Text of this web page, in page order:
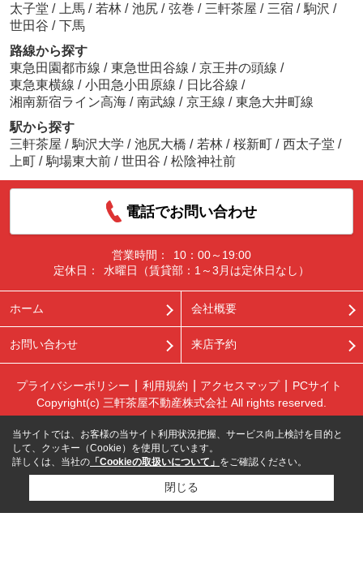
太子堂 / 上馬 / 若林 / 池尻 / 弦巻 / 三軒茶屋 / 三宿 / 駒沢 /
世田谷 / 下馬
路線から探す
東急田園都市線 / 東急世田谷線 / 京王井の頭線 /
東急東横線 / 小田急小田原線 / 日比谷線 /
湘南新宿ライン高海 / 南武線 / 京王線 / 東急大井町線
駅から探す
三軒茶屋 / 駒沢大学 / 池尻大橋 / 若林 / 桜新町 / 西太子堂 /
上町 / 駒場東大前 / 世田谷 / 松陰神社前
電話でお問い合わせ
営業時間：
10：00～19:00
定休日：
水曜日（賃貸部：1～3月は定休日なし）
ホーム 会社概要
お問い合わせ 来店予約
プライバシーポリシー 利用規約 アクセスマップ
PCサイト
Copyright(c) 三軒茶屋不動産株式会社 All rights reserved.
当サイトでは、お客様の当サイト利用状況把握、サービス向上検討を目的と
して、クッキー（Cookie）を使用しています。
詳しくは、当社の 「Cookieの取扱いについて」 をご確認ください。
閉じる